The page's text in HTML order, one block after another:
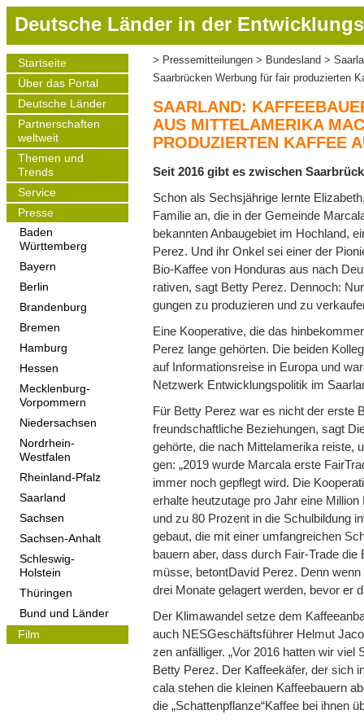
r
Deutsche Länder in der
Main
navigation
Startseite
Über das Portal
Deutsche Länder
Partnerschaften
weltweit
Themen und
Trends
Service
Presse
Baden
Württemberg
Bayern
Berlin
Brandenburg
Bremen
Hamburg
Hessen
Mecklenburg-
Vorpommern
Niedersachsen
Nordrhein-
Westfalen
Rheinland-Pfalz
Saarland
Sachsen
Sachsen-Anhalt
Schleswig-
Holstein
Thüringen
Bund und Länder
Film
Pfadnavigation
Pressemitteilungen Bundesland
Saarbrücken Werbung für fair produzierten
SAARLAND:
AUS MITTELAMERIKA
PRODUZIERTEN KAFFEE
Seit 2016 gibt es zwi­schen
Schon als Sechs­jäh­rige lernte
Fami­lie an, die in der Gemeinde
bekann­ten Anbau­ge­biet im Hoch­land,
Perez. Und ihr Onkel sei einer der
Bio-Kaf­fee von Hon­du­ras aus nach
ra­ti­ven, sagt Betty Perez. Den­noch:
gun­gen zu pro­du­zie­ren und zu
Eine Koope­ra­tive, die das
Perez lange gehör­ten. Die bei­den
auf Infor­ma­ti­ons­reise in Europa und
Netz­werk Ent­wick­lungs­po­li­tik im
Für Betty Perez war es nicht der erste
freund­schaft­li­che Bezie­hun­gen, sagt
gehörte, die nach Mit­telame­rika rei­ste,
gen: „2019 wurde Mar­cala erste
immer noch gepflegt wird. Die
erhalte heut­zu­tage pro Jahr eine
und zu 80 Pro­zent in die Schul­bil­dung
gebaut, die mit einer umfang­rei­chen
bau­ern aber, dass durch Fair-Trade
müsse, betont­Da­vid Perez. Denn
drei Monate gela­gert wer­den, bevor er
Der Kli­ma­wan­del setze dem
auch NES­Ge­schäfts­füh­rer Hel­mut
zen anfäl­li­ger. „Vor 2016 hat­ten wir
Betty Perez. Der Kaf­fee­kä­fer, der sich
cala ste­hen die klei­nen Kaf­fee­bau­ern
die „Schat­ten­pflanze“Kaf­fee bei ihnen